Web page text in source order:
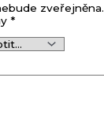
zveřejněna.
*